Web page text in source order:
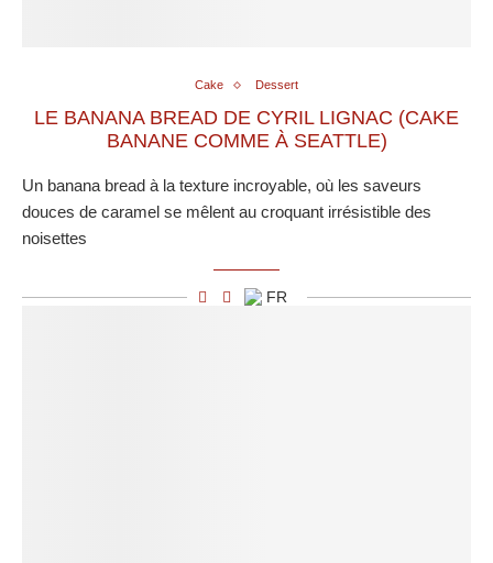
Cake Dessert
LE BANANA BREAD DE CYRIL LIGNAC (CAKE
BANANE COMME À SEATTLE)
Un banana bread à la texture incroyable, où les saveurs
douces de caramel se mêlent au croquant irrésistible des
noisettes
FR